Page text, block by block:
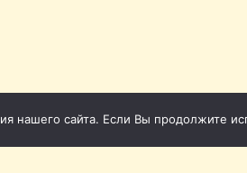
нашего сайта. Если Вы продолжите